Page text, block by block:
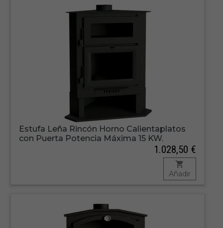
Estufa Leña Rincón Horno Calientaplatos
con Puerta Potencia Máxima 15 KW.
1.028,50 €
Añadir